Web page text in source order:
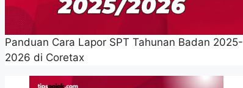
Panduan Cara Lapor SPT Tahunan Badan 2025-
2026 di Coretax